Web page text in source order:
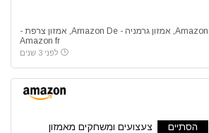
, אמזון גרמניה - Amazon De , אמזון צרפת -
Amazon fr
לפני 3 שנים
הסתיים
צעצועים ומשחקים מאמזון